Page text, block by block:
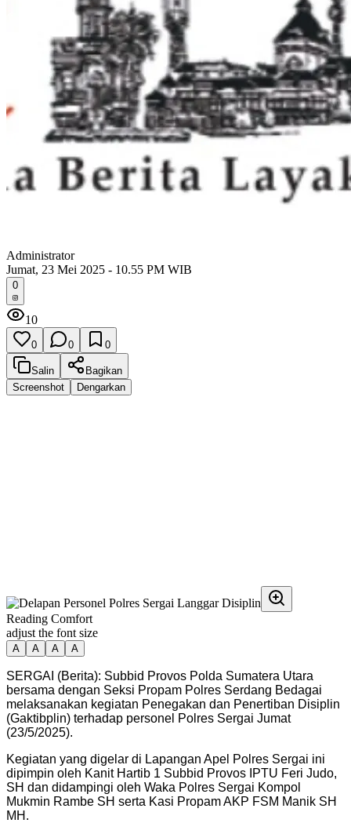
Administrator
Jumat, 23 Mei 2025 - 10.55 PM WIB
0
10
0 0 0
Salin
Bagikan
Screenshot
Dengarkan
Reading Comfort
adjust the font size
A A A A
SERGAI (Berita): Subbid Provos Polda Sumatera Utara
bersama dengan Seksi Propam Polres Serdang Bedagai
melaksanakan kegiatan Penegakan dan Penertiban Disiplin
(Gaktibplin) terhadap personel Polres Sergai Jumat
(23/5/2025).
Kegiatan yang digelar di Lapangan Apel Polres Sergai ini
dipimpin oleh Kanit Hartib 1 Subbid Provos IPTU Feri Judo,
SH dan didampingi oleh Waka Polres Sergai Kompol
Mukmin Rambe SH serta Kasi Propam AKP FSM Manik SH
MH.